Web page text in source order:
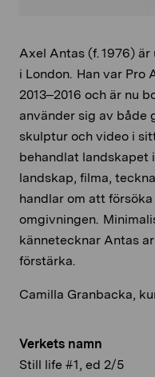
Verkets namn
Still life #1, ed 2/5
Axel Antas (f. 1976)
i London. Han var
2013–2016 och är nu
använder sig av både
skulptur och video i
behandlat landskapet
landskap, filma,
handlar om att
omgivningen.
kännetecknar Antas
förstärka.
Camilla Granbacka,